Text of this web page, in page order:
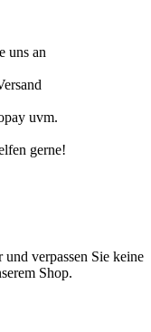
uns an
uvm.
gerne!
verpassen Sie keine
Shop.